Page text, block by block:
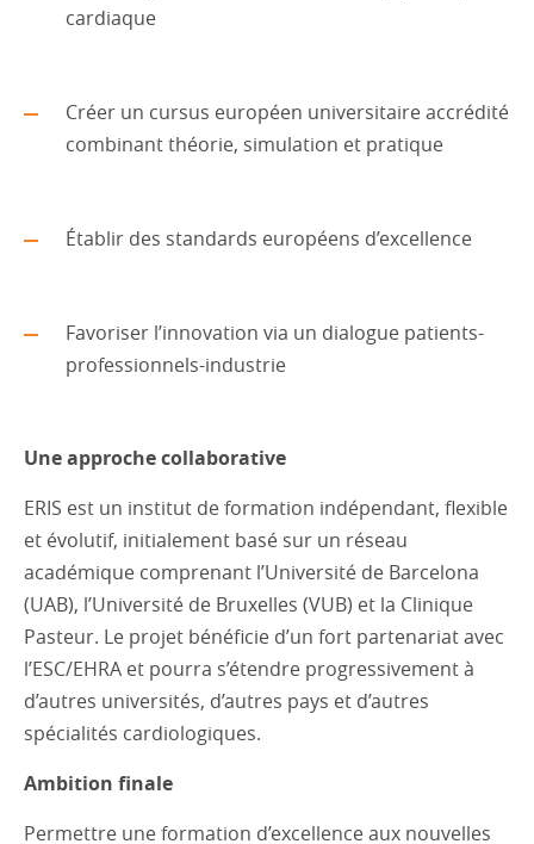
cardiaque
Créer un cursus européen universitaire accrédité
combinant théorie, simulation et pratique
Établir des standards européens d’excellence
Favoriser l’innovation via un dialogue patients-
professionnels-industrie
Une approche collaborative
ERIS est un institut de formation indépendant, flexible
et évolutif, initialement basé sur un réseau
académique comprenant l’Université de Barcelona
(UAB), l’Université de Bruxelles (VUB) et la Clinique
Pasteur. Le projet bénéficie d’un fort partenariat avec
l’ESC/EHRA et pourra s’étendre progressivement à
d’autres universités, d’autres pays et d’autres
spécialités cardiologiques.
Ambition finale
Permettre une formation d’excellence aux nouvelles